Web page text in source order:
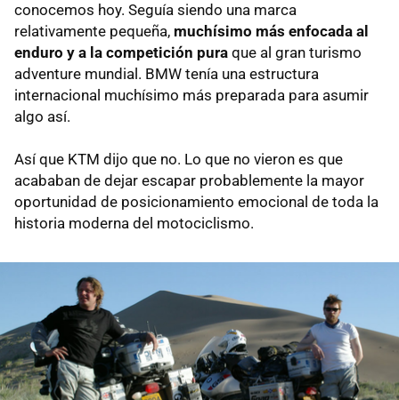
conocemos hoy. Seguía siendo una marca
relativamente pequeña, muchísimo más enfocada al
enduro y a la competición pura que al gran turismo
adventure mundial. BMW tenía una estructura
internacional muchísimo más preparada para asumir
algo así.
Así que KTM dijo que no. Lo que no vieron es que
acababan de dejar escapar probablemente la mayor
oportunidad de posicionamiento emocional de toda la
historia moderna del motociclismo.